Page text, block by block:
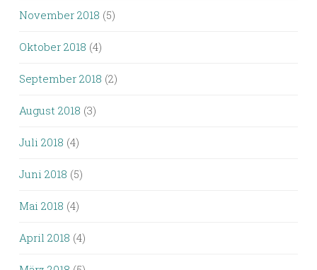
November 2018 (5)
Oktober 2018 (4)
September 2018 (2)
August 2018 (3)
Juli 2018 (4)
Juni 2018 (5)
Mai 2018 (4)
April 2018 (4)